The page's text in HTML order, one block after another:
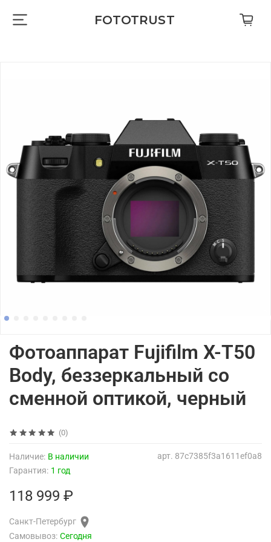
FOTOTRUST
(0)
арт. 87c7385f3a1611ef0a8
Наличие: В наличии
Гарантия: 1 год
Фотоаппарат Fujifilm X-T50
Body, беззеркальный со
сменной оптикой, черный
118 999 ₽
Санкт-Петербург
Самовывоз: Сегодня